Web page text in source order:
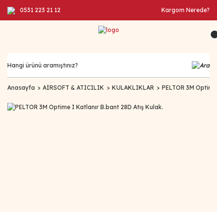
0531 223 21 12 Kargom Nerede?
Anasayfa AİRSOFT & ATICILIK KULAKLIKLAR PELTOR 3M